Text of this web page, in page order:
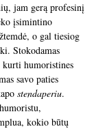
jam gerą profesinį
įsimintino
o gal tiesiog
Stokodamas
humoristines
savo paties
stendaperiu.
kokio būtų